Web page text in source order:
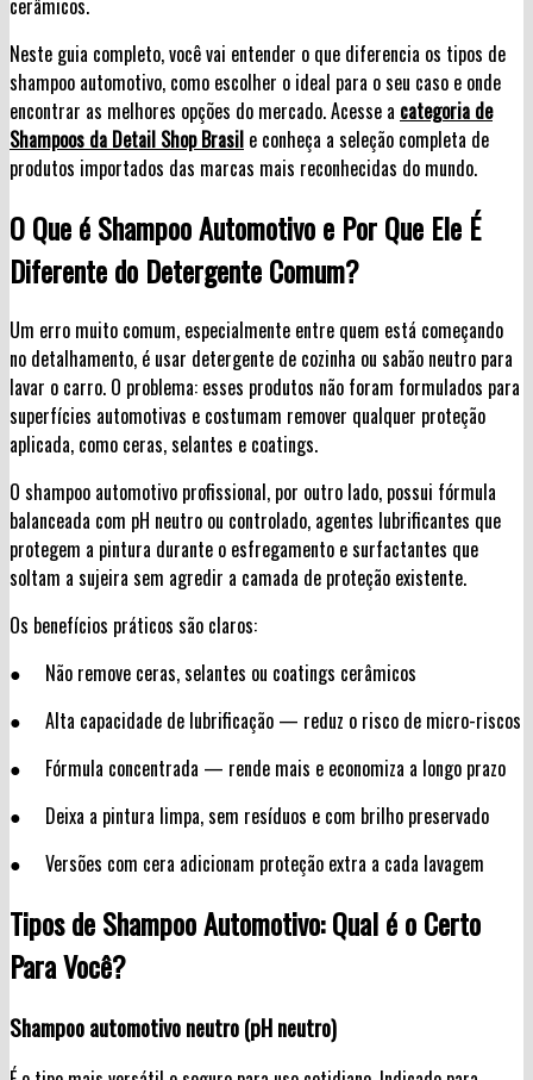
cerâmicos.
Neste guia completo, você vai entender o que diferencia os tipos de
shampoo automotivo, como escolher o ideal para o seu caso e onde
encontrar as melhores opções do mercado. Acesse a categoria de
Shampoos da Detail Shop Brasil e conheça a seleção completa de
produtos importados das marcas mais reconhecidas do mundo.
O Que é Shampoo Automotivo e Por Que Ele É
Diferente do Detergente Comum?
Um erro muito comum, especialmente entre quem está começando
no detalhamento, é usar detergente de cozinha ou sabão neutro para
lavar o carro. O problema: esses produtos não foram formulados para
superfícies automotivas e costumam remover qualquer proteção
aplicada, como ceras, selantes e coatings.
O shampoo automotivo profissional, por outro lado, possui fórmula
balanceada com pH neutro ou controlado, agentes lubrificantes que
protegem a pintura durante o esfregamento e surfactantes que
soltam a sujeira sem agredir a camada de proteção existente.
Os benefícios práticos são claros:
● Não remove ceras, selantes ou coatings cerâmicos
● Alta capacidade de lubrificação — reduz o risco de micro-riscos
● Fórmula concentrada — rende mais e economiza a longo prazo
● Deixa a pintura limpa, sem resíduos e com brilho preservado
● Versões com cera adicionam proteção extra a cada lavagem
Tipos de Shampoo Automotivo: Qual é o Certo
Para Você?
Shampoo automotivo neutro (pH neutro)